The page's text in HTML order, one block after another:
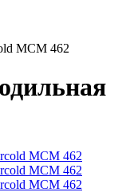
MCM 462